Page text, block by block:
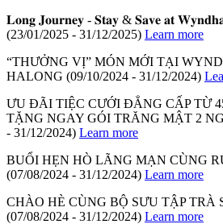
𝐋𝐨𝐧𝐠 𝐉𝐨𝐮𝐫𝐧𝐞𝐲 - 𝐒𝐭𝐚𝐲 & 𝐒𝐚𝐯𝐞 𝐚𝐭
(23/01/2025 - 31/12/2025) Learn more
“THƯỞNG VỊ” MÓN MỚI TẠI
HALONG (09/10/2024 - 31/12/2024)
ƯU ĐÃI TIỆC CƯỚI ĐẲNG CẤP TỪ
TẶNG NGAY GÓI TRĂNG MẬT 2
- 31/12/2024) Learn more
BUỔI HẸN HÒ LÃNG MẠN CÙNG
(07/08/2024 - 31/12/2024) Learn more
CHÀO HÈ CÙNG BỘ SƯU TẬP TRÀ
(07/08/2024 - 31/12/2024) Learn more